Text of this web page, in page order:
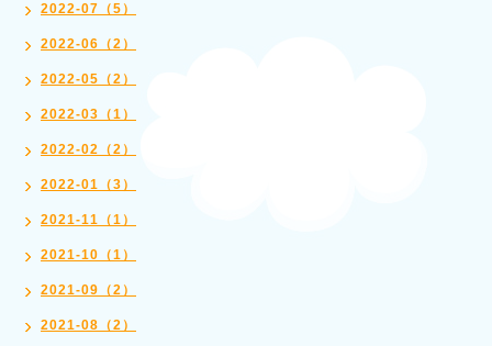
2022-07（5）
2022-06（2）
2022-05（2）
2022-03（1）
2022-02（2）
2022-01（3）
2021-11（1）
2021-10（1）
2021-09（2）
2021-08（2）